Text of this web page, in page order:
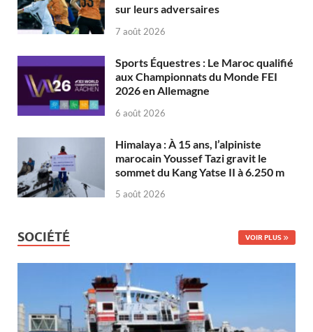
sur leurs adversaires
7 août 2026
Sports Équestres : Le Maroc qualifié
aux Championnats du Monde FEI
2026 en Allemagne
6 août 2026
Himalaya : À 15 ans, l’alpiniste
marocain Youssef Tazi gravit le
sommet du Kang Yatse II à 6.250 m
5 août 2026
SOCIÉTÉ VOIR PLUS